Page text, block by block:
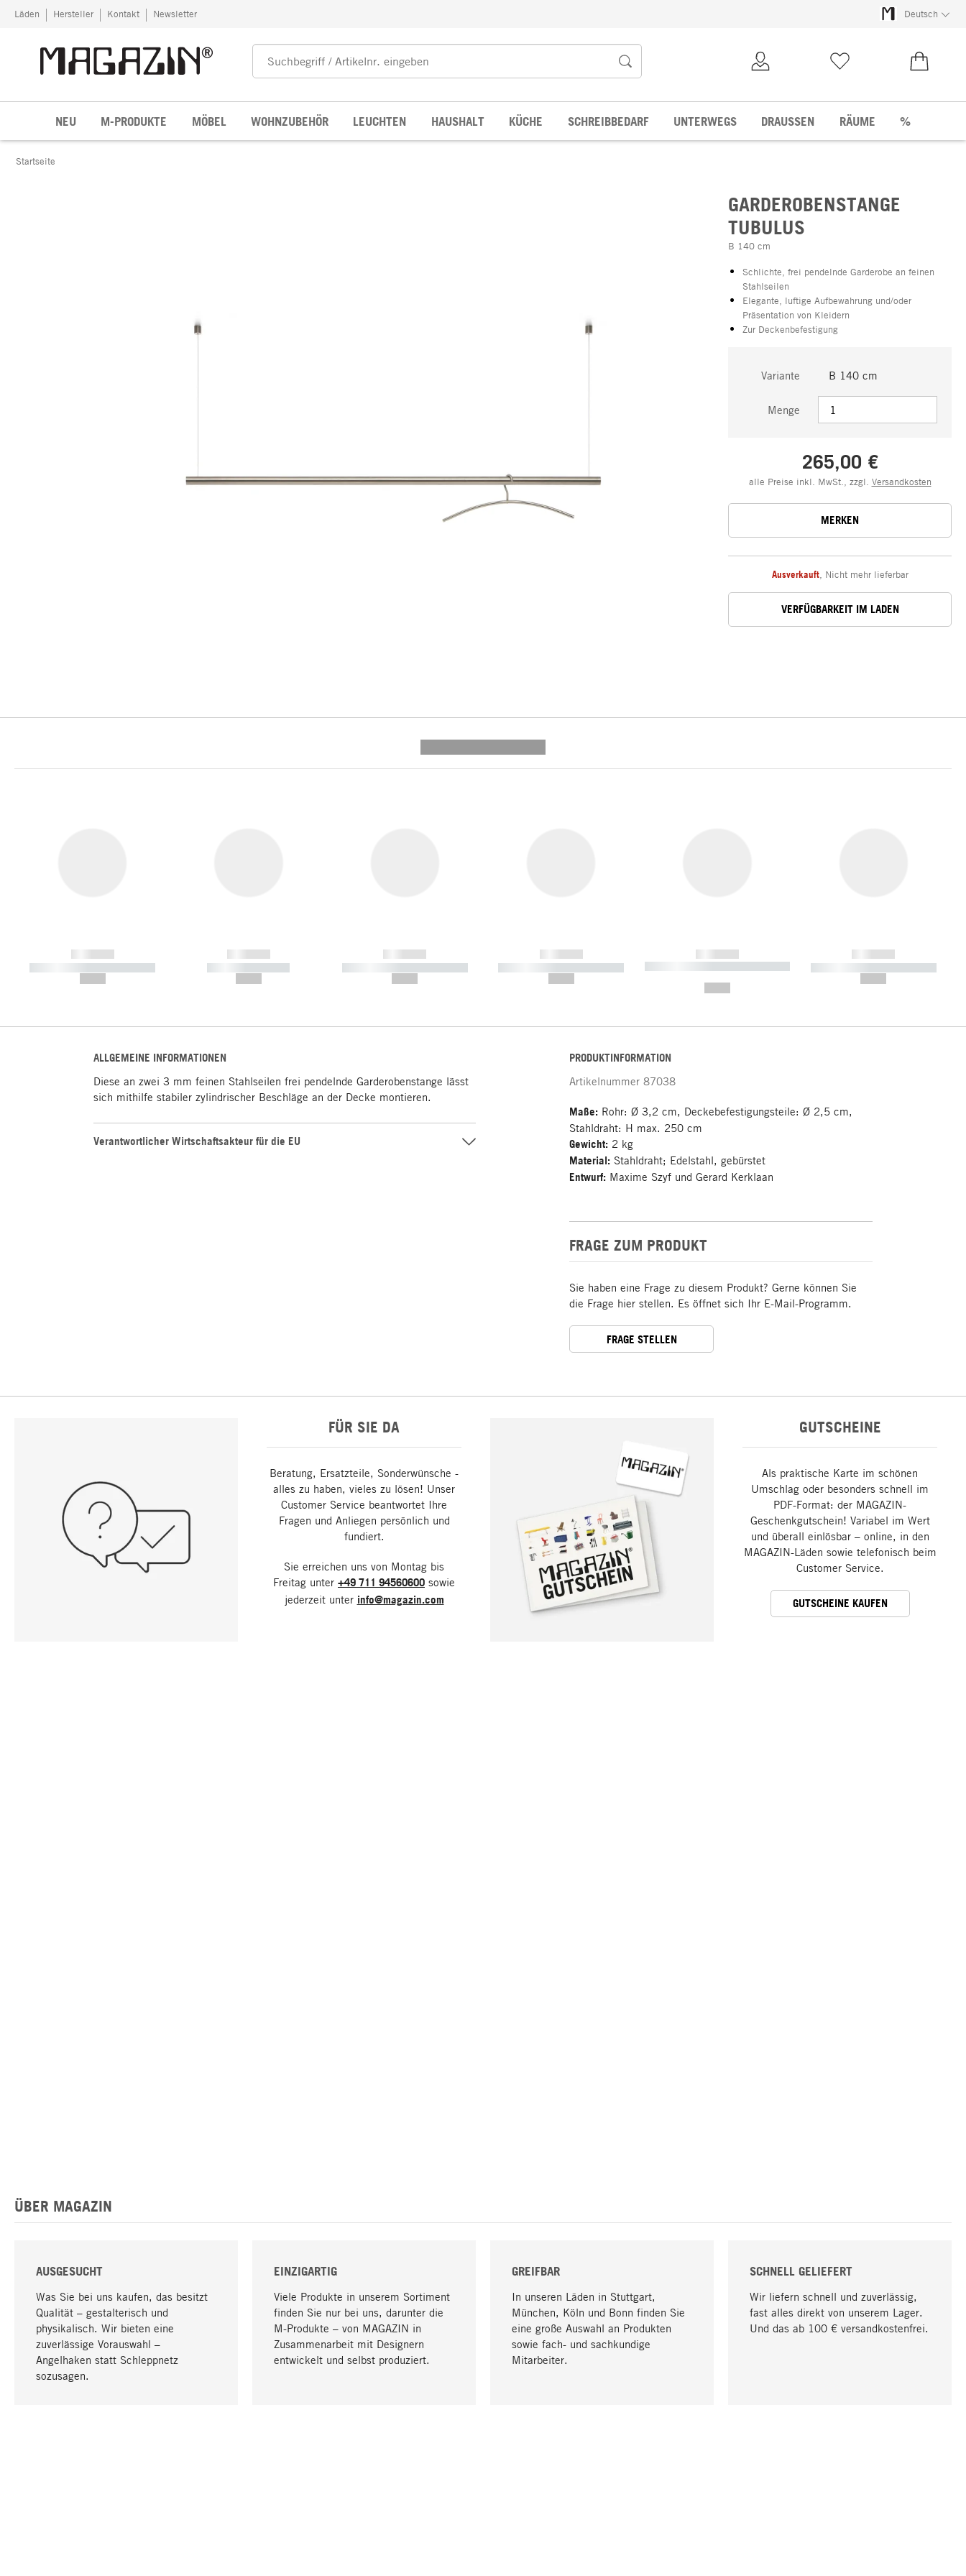
Zum Inhalt springen
Läden Hersteller Kontakt Newsletter Deutsch
NEU M-PRODUKTE MÖBEL WOHNZUBEHÖR LEUCHTEN HAUSHALT KÜCHE SCHREIBBEDARF UNTERWEGS DRAUSSEN RÄUME %
Startseite
GARDEROBENSTANGE
TUBULUS
B 140 cm
Schlichte, frei pendelnde Garderobe an feinen
Stahlseilen
Elegante, luftige Aufbewahrung und/oder
Präsentation von Kleidern
Zur Deckenbefestigung
Variante B 140 cm
Menge
265,00 €
alle Preise inkl. MwSt., zzgl. Versandkosten
MERKEN
Ausverkauft, Nicht mehr lieferbar
VERFÜGBARKEIT IM LADEN
------------
----------- ----------- -----------
------------
----------- -----------
------------
----------- ----------- -----------
------------
----------- ----------- -----------
------------
----------- ----------- ----------- ----
------------
----------- ----------- -----------
ALLGEMEINE INFORMATIONEN
Diese an zwei 3 mm feinen Stahlseilen frei pendelnde Garderobenstange lässt
sich mithilfe stabiler zylindrischer Beschläge an der Decke montieren.
Verantwortlicher Wirtschaftsakteur für die EU
PRODUKTINFORMATION
Artikelnummer 87038
Maße: Rohr: Ø 3,2 cm, Deckebefestigungsteile: Ø 2,5 cm,
Stahldraht: H max. 250 cm
Gewicht: 2 kg
Material: Stahldraht; Edelstahl, gebürstet
Entwurf: Maxime Szyf und Gerard Kerklaan
FRAGE ZUM PRODUKT
Sie haben eine Frage zu diesem Produkt? Gerne können Sie
die Frage hier stellen. Es öffnet sich Ihr E-Mail-Programm.
FRAGE STELLEN
FÜR SIE DA
Beratung, Ersatzteile, Sonderwünsche -
alles zu haben, vieles zu lösen! Unser
Customer Service beantwortet Ihre
Fragen und Anliegen persönlich und
fundiert.
Sie erreichen uns von Montag bis
Freitag unter +49 711 94560600 sowie
jederzeit unter info@magazin.com
GUTSCHEINE
Als praktische Karte im schönen
Umschlag oder besonders schnell im
PDF-Format: der MAGAZIN-
Geschenkgutschein! Variabel im Wert
und überall einlösbar – online, in den
MAGAZIN-Läden sowie telefonisch beim
Customer Service.
GUTSCHEINE KAUFEN
ÜBER MAGAZIN
AUSGESUCHT
Was Sie bei uns kaufen, das besitzt
Qualität – gestalterisch und
physikalisch. Wir bieten eine
zuverlässige Vorauswahl –
Angelhaken statt Schleppnetz
sozusagen.
EINZIGARTIG
Viele Produkte in unserem Sortiment
finden Sie nur bei uns, darunter die
M-Produkte – von MAGAZIN in
Zusammenarbeit mit Designern
entwickelt und selbst produziert.
GREIFBAR
In unseren Läden in Stuttgart,
München, Köln und Bonn finden Sie
eine große Auswahl an Produkten
sowie fach- und sachkundige
Mitarbeiter.
SCHNELL GELIEFERT
Wir liefern schnell und zuverlässig,
fast alles direkt von unserem Lager.
Und das ab 100 € versandkostenfrei.